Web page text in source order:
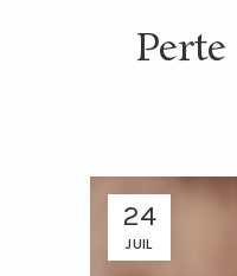
24
JUIL